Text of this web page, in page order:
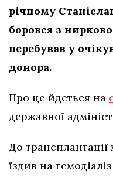
річному
боровся з
перебував у
донора.
Про це йдеться на
державної
До
їздив на